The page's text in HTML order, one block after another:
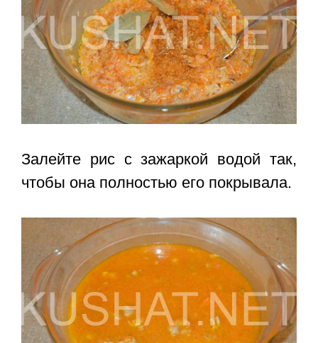
Залейте рис с зажаркой водой так,
чтобы она полностью его покрывала.